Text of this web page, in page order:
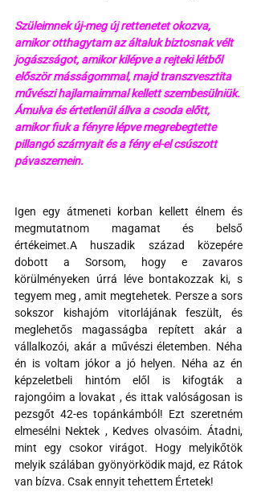
Szüleimnek új-meg új rettenetet okozva,
amikor otthagytam az általuk biztosnak vélt
jogászságot, amikor kilépve a rejteki létből
először másságommal, majd transzvesztita
művészi hajlamaimmal kellett szembesülniük.
Ámulva és értetlenül állva a csoda előtt,
amikor fiuk a fényre lépve megrebegtette
pillangó szárnyait és a fény el-el csúszott
pávaszemein.
Igen egy átmeneti korban kellett élnem és
megmutatnom magamat és belső
értékeimet.A huszadik század közepére
dobott a Sorsom, hogy e zavaros
körülményeken úrrá léve bontakozzak ki, s
tegyem meg , amit megtehetek. Persze a sors
sokszor kishajóm vitorlájának feszült, és
meglehetős magasságba repített akár a
vállalkozói, akár a művészi életemben. Néha
én is voltam jókor a jó helyen. Néha az én
képzeletbeli hintóm elől is kifogták a
rajongóim a lovakat , és ittak valóságosan is
pezsgőt 42-es topánkámból! Ezt szeretném
elmesélni Nektek , Kedves olvasóim. Átadni,
mint egy csokor virágot. Hogy melyikőtök
melyik szálában gyönyörködik majd, ez Rátok
van bízva. Csak ennyit tehettem Értetek!